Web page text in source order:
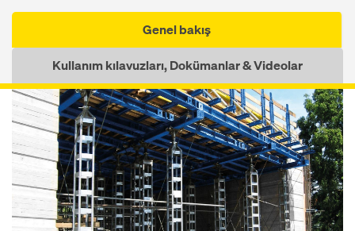
Genel bakış
Kullanım kılavuzları, Dokümanlar & Videolar